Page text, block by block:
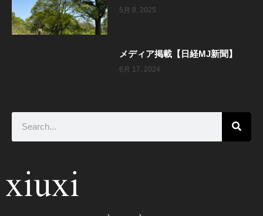
5月 8, 2025
メディア掲載【日経MJ新聞】
6月 17, 2024